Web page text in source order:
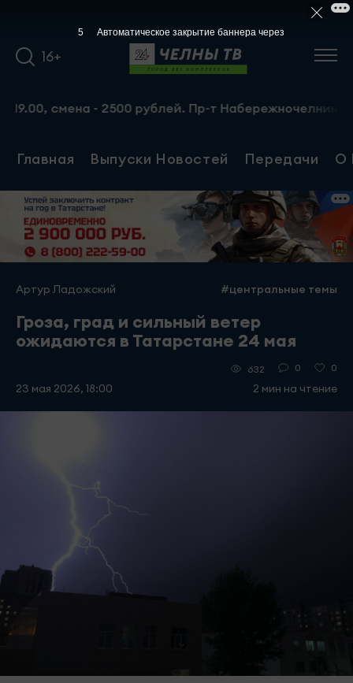
16+
- 2500 рублей. Пр-т Набережночелнинский,
Главная Выпуски Новостей Передачи О
Артур Ладожский #центральные темы
Гроза, град и сильный ветер
ожидаются в Татарстане 24 мая
23 мая 2026, 18:00
632 0 0
2 мин на чтение
4 Автоматическое закрытие баннера через